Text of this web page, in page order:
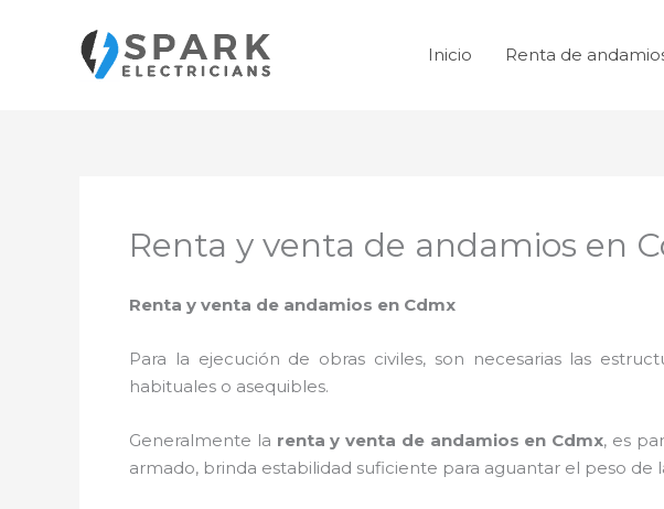
contenido
Inicio Renta de
Renta y venta de andamios en
Renta y venta de andamios en Cdmx
Para la ejecución de obras civiles, son necesarias las
habituales o asequibles.
Generalmente la renta y venta de andamios en Cdmx, es
armado, brinda estabilidad suficiente para aguantar el peso de